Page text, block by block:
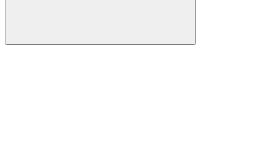
Buscar